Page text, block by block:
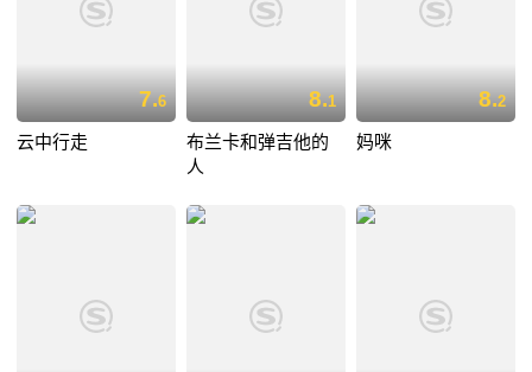
7.6
云中行走
8.1
布兰卡和弹吉他的
人
8.2
妈咪